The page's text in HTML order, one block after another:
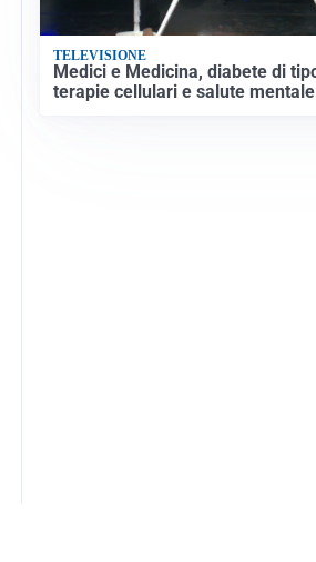
TELEVISIONE
Medici e Medicina, diabete di
terapie cellulari e salute mentale